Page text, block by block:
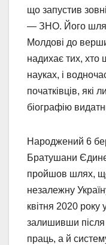
що запустив
— ЗНО. Його шлях
Молдові до
надихає тих, хто
науках, і
початківців, які
біографію
Народжений 6
Братушани
пройшов шлях,
незалежну
квітня 2020 року
залишивши після
праць, а й